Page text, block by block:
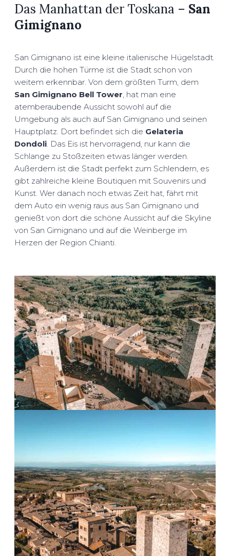
Das Manhattan der Toskana – San
Gimignano
San Gimignano ist eine kleine italienische Hügelstadt.
Durch die hohen Türme ist die Stadt schon von
weitem erkennbar. Von dem größten Turm, dem
San Gimignano Bell Tower, hat man eine
atemberaubende Aussicht sowohl auf die
Umgebung als auch auf San Gimignano und seinen
Hauptplatz. Dort befindet sich die Gelateria
Dondoli. Das Eis ist hervorragend, nur kann die
Schlange zu Stoßzeiten etwas länger werden.
Außerdem ist die Stadt perfekt zum Schlendern, es
gibt zahlreiche kleine Boutiquen mit Souvenirs und
Kunst. Wer danach noch etwas Zeit hat, fährt mit
dem Auto ein wenig raus aus San Gimignano und
genießt von dort die schöne Aussicht auf die Skyline
von San Gimignano und auf die Weinberge im
Herzen der Region Chianti.